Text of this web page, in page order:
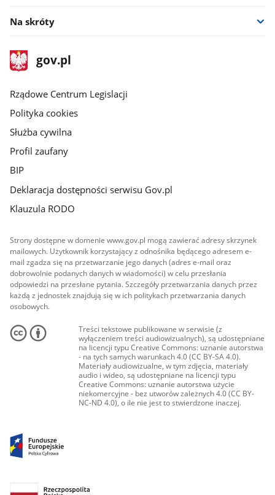
Na skróty
stopka
gov.plStrona
gov.pl
Rządowe Centrum Legislacji
Polityka cookies
Służba cywilna
Profil zaufany
BIP
Deklaracja dostępności serwisu Gov.pl
Klauzula RODO
Strony dostępne w domenie www.gov.pl mogą zawierać adresy skrzynek
mailowych. Użytkownik korzystający z odnośnika będącego adresem e-
mail zgadza się na przetwarzanie jego danych (adres e-mail oraz
dobrowolnie podanych danych w wiadomości) w celu przesłania
odpowiedzi na przesłane pytania. Szczegóły przetwarzania danych przez
każdą z jednostek znajdują się w ich politykach przetwarzania danych
osobowych.
Treści tekstowe publikowane w serwisie (z
wyłączeniem treści audiowizualnych), są udostępniane
na licencji typu Creative Commons: uznanie autorstwa
- na tych samych warunkach 4.0 (CC BY-SA 4.0).
Materiały audiowizualne, w tym zdjęcia, materiały
audio i wideo, są udostępniane na licencji typu
Creative Commons: uznanie autorstwa użycie
niekomercyjne - bez utworów zależnych 4.0 (CC BY-
NC-ND 4.0), o ile nie jest to stwierdzone inaczej.